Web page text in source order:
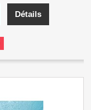
Détails